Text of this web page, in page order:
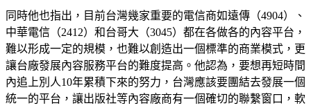
同時他也指出，目前台灣幾家重要的電信商如遠傳（4904）、
中華電信（2412）和台哥大（3045）都在各做各的內容平台，
難以形成一定的規模，也難以創造出一個標準的商業模式，更
讓台廠發展內容服務平台的難度提高。他認為，要想再短時間
內追上別人10年累積下來的努力，台灣應該要團結去發展一個
統一的平台，讓出版社等內容廠商有一個確切的聯繫窗口，軟